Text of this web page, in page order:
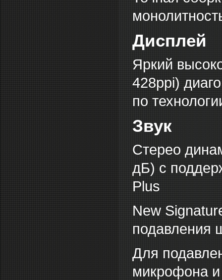
Дисплей
Яркий
428ppi)
по
Звук
Стерео
дБ) с
Plus
New
подавления
Для
микрофона и